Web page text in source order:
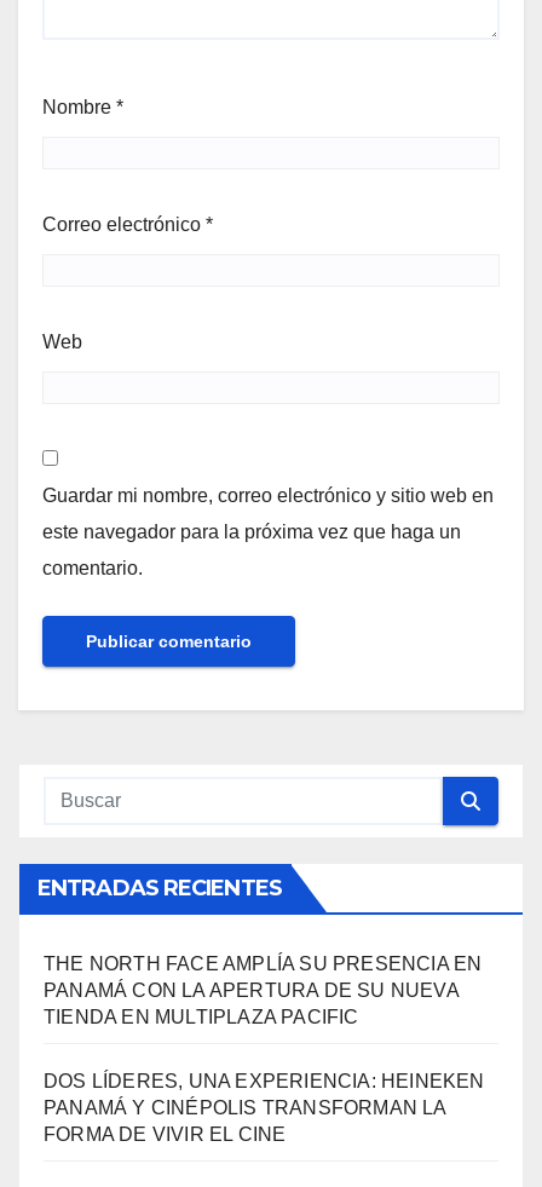
Nombre *
Correo electrónico *
Web
Guardar mi nombre, correo electrónico y sitio web en
este navegador para la próxima vez que haga un
comentario.
ENTRADAS RECIENTES
THE NORTH FACE AMPLÍA SU PRESENCIA EN
PANAMÁ CON LA APERTURA DE SU NUEVA
TIENDA EN MULTIPLAZA PACIFIC
DOS LÍDERES, UNA EXPERIENCIA: HEINEKEN
PANAMÁ Y CINÉPOLIS TRANSFORMAN LA
FORMA DE VIVIR EL CINE